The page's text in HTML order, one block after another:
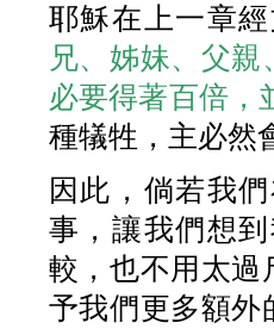
耶穌在上一章
兄、姊妹、父
必要得著百倍，
種犠牲，主必然
因此，倘若我
事，讓我們想
較，也不用太過
予我們更多額外